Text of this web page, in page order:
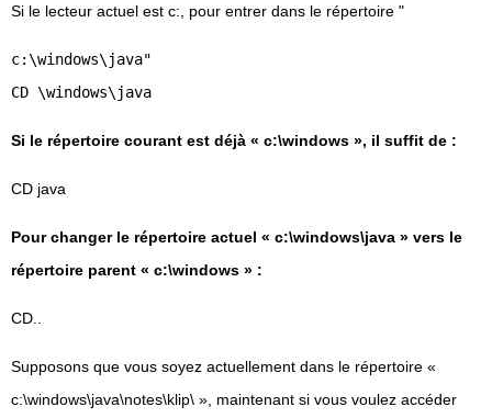
Si le lecteur actuel est c:, pour entrer dans le répertoire "
c:\windows\java"
CD \windows\java
Si le répertoire courant est déjà « c:\windows », il suffit de :
CD java
Pour changer le répertoire actuel « c:\windows\java » vers le
répertoire parent « c:\windows » :
CD..
Supposons que vous soyez actuellement dans le répertoire «
c:\windows\java\notes\klip\ », maintenant si vous voulez accéder